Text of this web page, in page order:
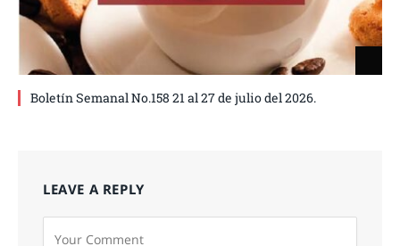
Boletín Semanal No.158 21 al 27 de julio del 2026.
LEAVE A REPLY